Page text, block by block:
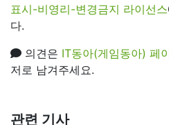
표시-비영리-변경금지 라이선스
다.
의견은 IT동아(게임동아) 페
저로 남겨주세요.
관련 기사